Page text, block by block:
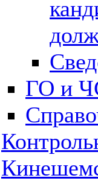
ГО и